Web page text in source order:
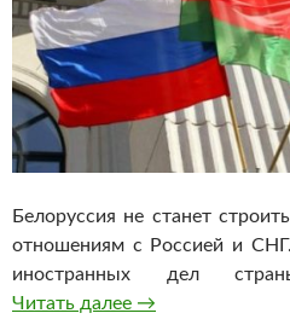
Белоруссия не станет
отношениям с Россией и
иностранных дел
Читать далее Белоруссия не
→